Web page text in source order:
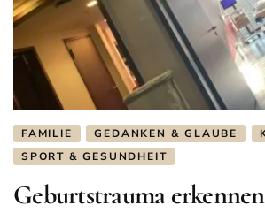
FAMILIE GEDANKEN & GLAUBE
SPORT & GESUNDHEIT
Geburtstrauma